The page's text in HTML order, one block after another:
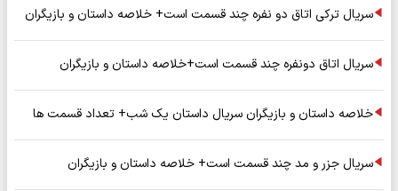
سریال ترکی اتاق دو نفره چند قسمت است+ خلاصه داستان و بازیگران
سریال اتاق دونفره چند قسمت است+خلاصه داستان و بازیگران
خلاصه داستان و بازیگران سریال داستان یک شب+ تعداد قسمت ها
سریال جزر و مد چند قسمت است+ خلاصه داستان و بازیگران